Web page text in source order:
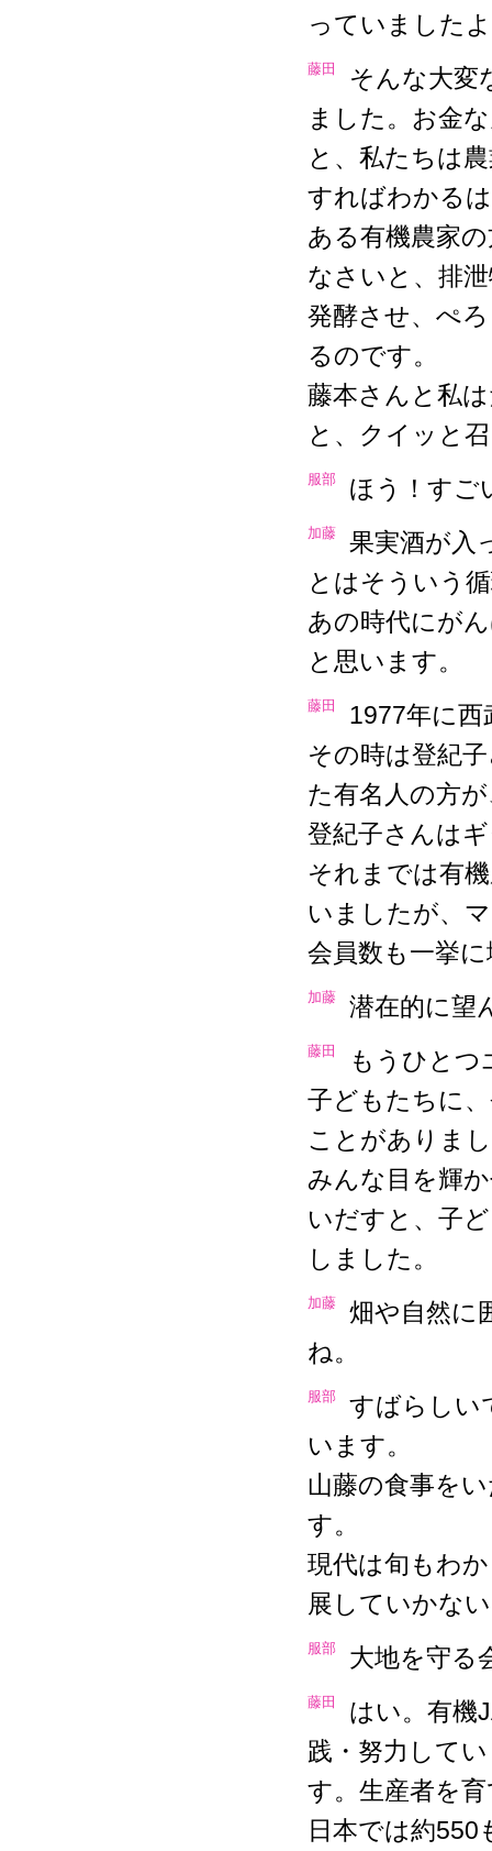
っていました
藤田
そんな大変
ました。お金
と、私たちは
すればわかる
ある有機農家
なさいと、排
発酵させ、ぺ
るのです。
藤本さんと私
と、クイッと
服部 ほう！すご
加藤
果実酒が入
とはそういう
あの時代にが
と思います。
藤田
1977年に
その時は登紀
た有名人の方
登紀子さんは
それまでは有
いましたが、
会員数も一挙
加藤 潜在的に望
藤田
もうひとつ
子どもたちに
ことがありま
みんな目を輝
いだすと、子
しました。
加藤
畑や自然に
ね。
服部
すばらしい
います。
山藤の食事を
す。
現代は旬もわ
展していかな
服部 大地を守る
藤田
はい。有機
践・努力して
す。生産者を
日本では約550